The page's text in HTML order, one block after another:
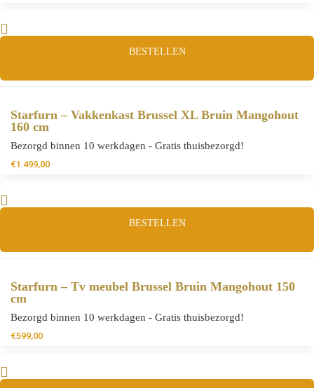
BESTELLEN
Starfurn – Vakkenkast Brussel XL Bruin Mangohout
160 cm
Bezorgd binnen 10 werkdagen - Gratis thuisbezorgd!
€1.499,00
BESTELLEN
Starfurn – Tv meubel Brussel Bruin Mangohout 150
cm
Bezorgd binnen 10 werkdagen - Gratis thuisbezorgd!
€599,00